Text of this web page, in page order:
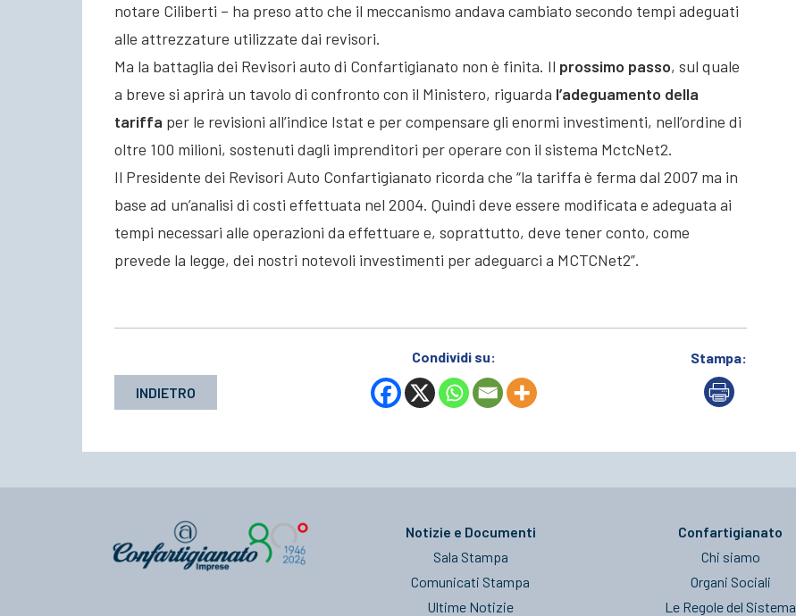
notare Ciliberti – ha preso atto che il meccanismo andava cambiato secondo tempi adeguati
alle attrezzature utilizzate dai revisori.
Ma la battaglia dei Revisori auto di Confartigianato non è finita. Il prossimo passo, sul quale
a breve si aprirà un tavolo di confronto con il Ministero, riguarda l’adeguamento della
tariffa per le revisioni all’indice Istat e per compensare gli enormi investimenti, nell’ordine di
oltre 100 milioni, sostenuti dagli imprenditori per operare con il sistema MctcNet2.
Il Presidente dei Revisori Auto Confartigianato ricorda che “la tariffa è ferma dal 2007 ma in
base ad un’analisi di costi effettuata nel 2004. Quindi deve essere modificata e adeguata ai
tempi necessari alle operazioni da effettuare e, soprattutto, deve tener conto, come
prevede la legge, dei nostri notevoli investimenti per adeguarci a MCTCNet2”.
INDIETRO
Condividi su: Stampa:
Notizie e Documenti
Sala Stampa
Comunicati Stampa
Ultime Notizie
Confartigianato
Chi siamo
Organi Sociali
Le Regole del Sistema